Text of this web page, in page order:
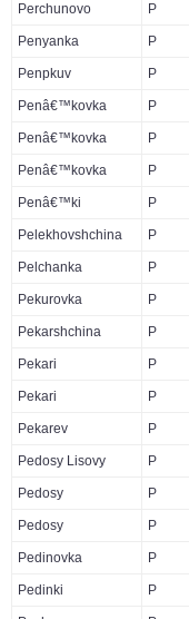
Perchunovo P
Penyanka P
Penpkuv P
Penâ€™kovka P
Penâ€™kovka P
Penâ€™kovka P
Penâ€™ki P
Pelekhovshchina P
Pelchanka P
Pekurovka P
Pekarshchina P
Pekari P
Pekari P
Pekarev P
Pedosy Lisovy P
Pedosy P
Pedosy P
Pedinovka P
Pedinki P